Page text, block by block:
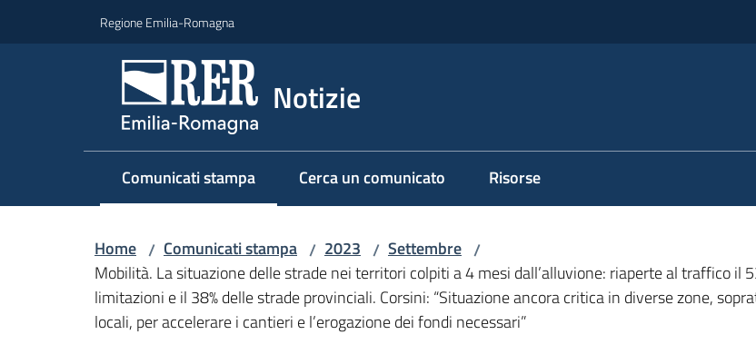
Regione Emilia-Romagna
Notizie
Comunicati stampa
Menu selezionato Cerca un comunicato Risorse
Home / Comunicati stampa / 2023 / Settembre /
Mobilità. La situazione delle strade nei territori colpiti a 4 mesi dall’alluvione: riaperte al traffico il
limitazioni e il 38% delle strade provinciali. Corsini: “Situazione ancora critica in diverse zone,
locali, per accelerare i cantieri e l’erogazione dei fondi necessari”